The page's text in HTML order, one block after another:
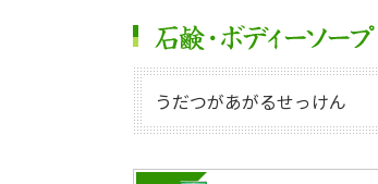
うだつがあがるせっけん